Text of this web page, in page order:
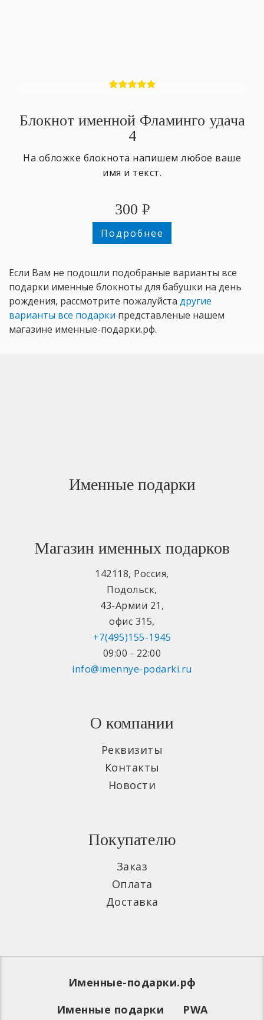
Блокнот именной Фламинго удача
4
На обложке блокнота напишем любое ваше
имя и текст.
300 ₽
Подробнее
Если Вам не подошли подобраные варианты все
подарки именные блокноты для бабушки на день
рождения, рассмотрите пожалуйста другие
варианты все подарки представленые нашем
магазине именные-подарки.рф.
Именные подарки
Магазин именных подарков
142118, Россия,
Подольск,
43-Армии 21 ,
офис 315,
+7(495)155-1945
09:00 - 22:00
info@imennye-podarki.ru
О компании
Реквизиты
Контакты
Новости
Покупателю
Заказ
Оплата
Доставка
Именные-подарки.рф
Именные подарки
PWA